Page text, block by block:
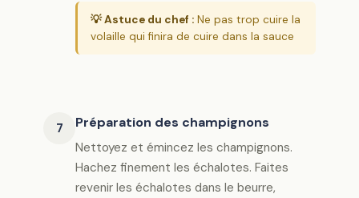
💡 Astuce du chef : Ne pas trop cuire la
volaille qui finira de cuire dans la sauce
7 Préparation des champignons
Nettoyez et émincez les champignons.
Hachez finement les échalotes. Faites
revenir les échalotes dans le beurre,